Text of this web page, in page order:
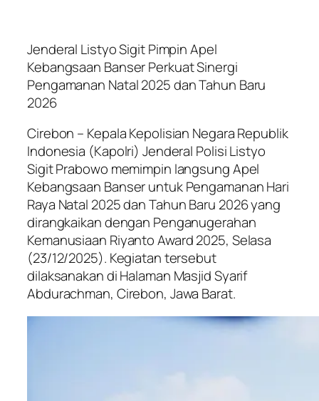
Jenderal Listyo Sigit Pimpin Apel
Kebangsaan Banser Perkuat Sinergi
Pengamanan Natal 2025 dan Tahun Baru
2026
Cirebon – Kepala Kepolisian Negara Republik
Indonesia (Kapolri) Jenderal Polisi Listyo
Sigit Prabowo memimpin langsung Apel
Kebangsaan Banser untuk Pengamanan Hari
Raya Natal 2025 dan Tahun Baru 2026 yang
dirangkaikan dengan Penganugerahan
Kemanusiaan Riyanto Award 2025, Selasa
(23/12/2025). Kegiatan tersebut
dilaksanakan di Halaman Masjid Syarif
Abdurachman, Cirebon, Jawa Barat.